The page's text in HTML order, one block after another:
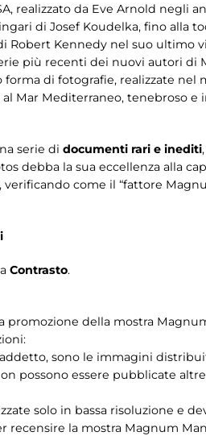
realizzato da Eve Arnold negli
di Josef Koudelka, fino alla
Robert Kennedy nel suo
più recenti dei nuovi autori di
di fotografie, realizzate
Mar Mediterraneo, tenebroso
serie di documenti rari e inediti
debba la sua eccellenza alla
come il “fattore
Contrasto.
promozione della mostra
sono le immagini
possono essere pubblicate
solo in bassa risoluzione e
la mostra Magnum